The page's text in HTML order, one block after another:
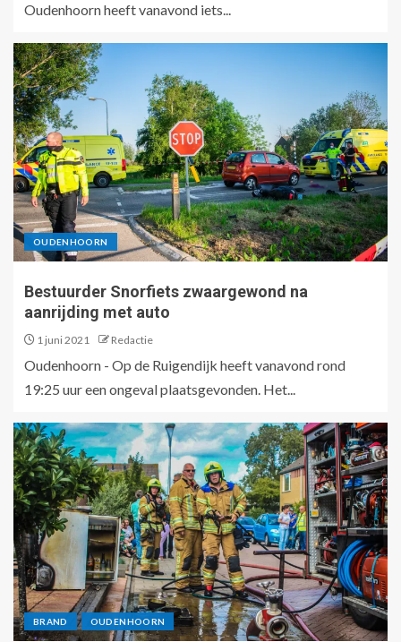
Oudenhoorn heeft vanavond iets...
OUDENHOORN
Bestuurder Snorfiets zwaargewond na
aanrijding met auto
1 juni 2021 Redactie
Oudenhoorn - Op de Ruigendijk heeft vanavond rond
19:25 uur een ongeval plaatsgevonden. Het...
BRAND OUDENHOORN